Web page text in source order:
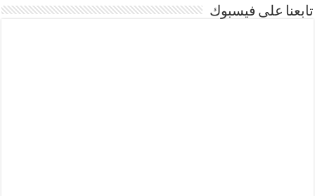
تابعنا على فيسبوك